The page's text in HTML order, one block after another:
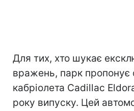
Для тих, хто шукає
вражень, парк пропонує
кабріолета Cadillac
року випуску. Цей